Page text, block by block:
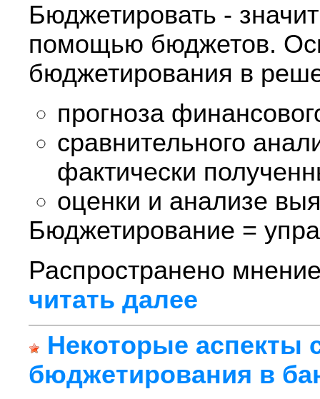
Бюджетировать -
помощью бюджетов.
бюджетирования в
прогноза
сравнительного
фактически
оценки и анализе
Бюджетирование =
Распространено
читать далее
Некоторые аспекты
бюджетирования в